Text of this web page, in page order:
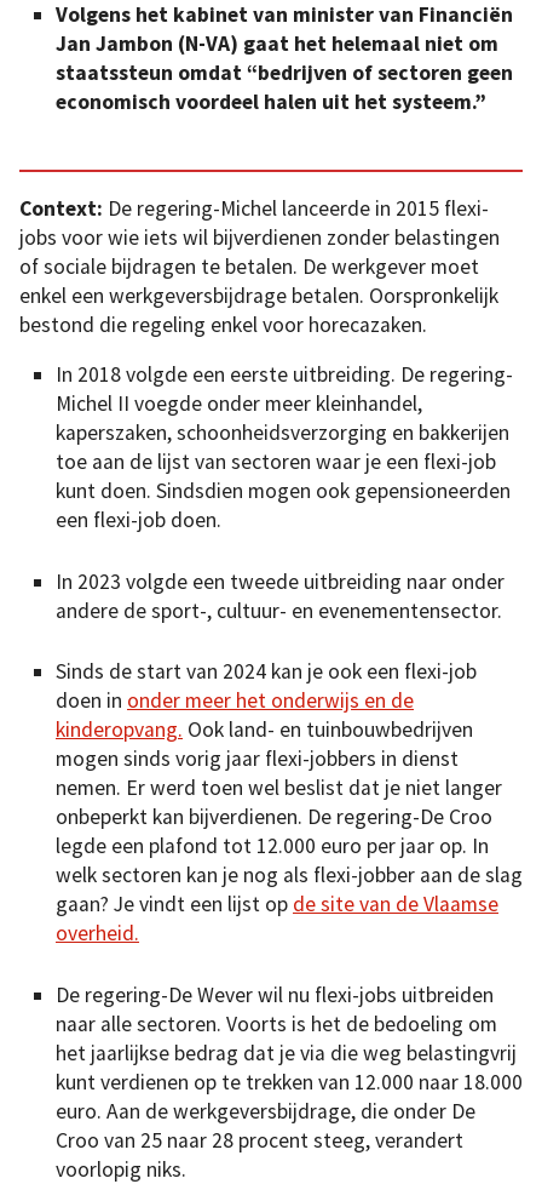
Volgens het kabinet van minister van Financiën
Jan Jambon (N-VA) gaat het helemaal niet om
staatssteun omdat “bedrijven of sectoren geen
economisch voordeel halen uit het systeem.”
Context: De regering-Michel lanceerde in 2015 flexi-
jobs voor wie iets wil bijverdienen zonder belastingen
of sociale bijdragen te betalen. De werkgever moet
enkel een werkgeversbijdrage betalen. Oorspronkelijk
bestond die regeling enkel voor horecazaken.
In 2018 volgde een eerste uitbreiding. De regering-
Michel II voegde onder meer kleinhandel,
kaperszaken, schoonheidsverzorging en bakkerijen
toe aan de lijst van sectoren waar je een flexi-job
kunt doen. Sindsdien mogen ook gepensioneerden
een flexi-job doen.
In 2023 volgde een tweede uitbreiding naar onder
andere de sport-, cultuur- en evenementensector.
Sinds de start van 2024 kan je ook een flexi-job
doen in onder meer het onderwijs en de
kinderopvang. Ook land- en tuinbouwbedrijven
mogen sinds vorig jaar flexi-jobbers in dienst
nemen. Er werd toen wel beslist dat je niet langer
onbeperkt kan bijverdienen. De regering-De Croo
legde een plafond tot 12.000 euro per jaar op. In
welk sectoren kan je nog als flexi-jobber aan de slag
gaan? Je vindt een lijst op de site van de Vlaamse
overheid.
De regering-De Wever wil nu flexi-jobs uitbreiden
naar alle sectoren. Voorts is het de bedoeling om
het jaarlijkse bedrag dat je via die weg belastingvrij
kunt verdienen op te trekken van 12.000 naar 18.000
euro. Aan de werkgeversbijdrage, die onder De
Croo van 25 naar 28 procent steeg, verandert
voorlopig niks.